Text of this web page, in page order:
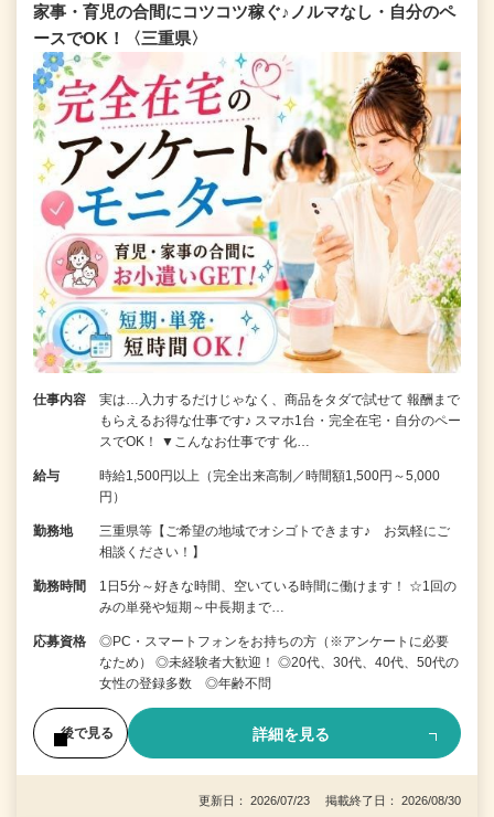
家事・育児の合間にコツコツ稼ぐ♪ノルマなし・自分のペ
ースでOK！〈三重県〉
仕事内容
実は…入力するだけじゃなく、商品をタダで試せて 報酬まで
もらえるお得な仕事です♪ スマホ1台・完全在宅・自分のペー
スでOK！ ▼こんなお仕事です 化…
給与
時給1,500円以上（完全出来高制／時間額1,500円～5,000
円）
勤務地
三重県等【ご希望の地域でオシゴトできます♪ お気軽にご
相談ください！】
勤務時間
1日5分～好きな時間、空いている時間に働けます！ ☆1回の
みの単発や短期～中長期まで…
応募資格
◎PC・スマートフォンをお持ちの方（※アンケートに必要
なため） ◎未経験者大歓迎！ ◎20代、30代、40代、50代の
女性の登録多数 ◎年齢不問
後で見る 詳細を見る
更新日： 2026/07/23 掲載終了日： 2026/08/30